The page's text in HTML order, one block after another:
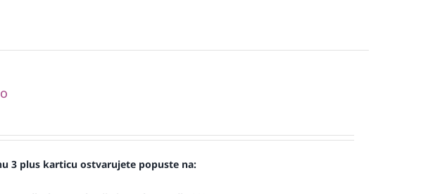
3 plus karticu ostvarujete popuste na: